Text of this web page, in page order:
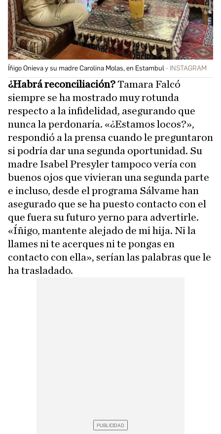
Íñigo Onieva y su madre Carolina Molas, en Estambul INSTAGRAM
¿Habrá reconciliación? Tamara Falcó
siempre se ha mostrado muy rotunda
respecto a la infidelidad, asegurando que
nunca la perdonaría. «¿Estamos locos?»,
respondió a la prensa cuando le preguntaron
si podría dar una segunda oportunidad. Su
madre Isabel Presyler tampoco vería con
buenos ojos que vivieran una segunda parte
e incluso, desde el programa Sálvame han
asegurado que se ha puesto contacto con el
que fuera su futuro yerno para advertirle.
«Íñigo, mantente alejado de mi hija. Ni la
llames ni te acerques ni te pongas en
contacto con ella», serían las palabras que le
ha trasladado.